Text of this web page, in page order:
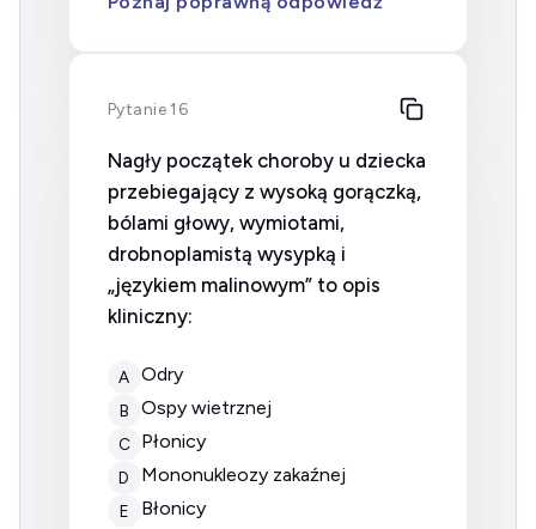
Pytanie 16
Nagły początek choroby u dziecka
przebiegający z wysoką gorączką,
bólami głowy, wymiotami,
drobnoplamistą wysypką i
„językiem malinowym” to opis
kliniczny:
A odry
B ospy wietrznej
C płonicy
D mononukleozy zakaźnej
E błonicy